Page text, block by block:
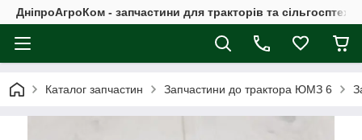
ДніпроАгроКом - запчастини для тракторів та
Каталог запчастин Запчастини до трактора ЮМЗ 6